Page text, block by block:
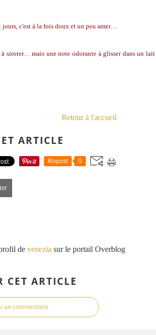
c'est à la fois doux et un peu amer…
à siroter… mais une note odorante à glisser dans un
Retour à l'accueil
ARTICLE
Repost 0
de venezia sur le portail Overblog
CET ARTICLE
un commentaire